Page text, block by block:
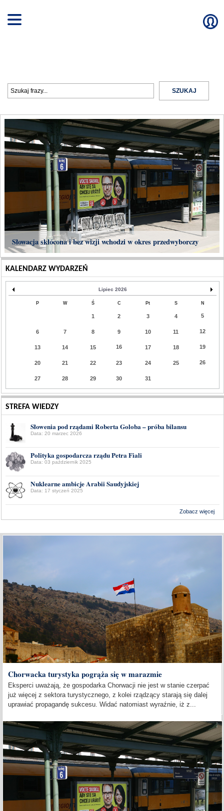
Słowacja skłócona i bez wizji wchodzi w okres przedwyborczy
KALENDARZ WYDARZEŃ
Lipiec 2026
P W Ś C Pt S N
1 2 3 4 5
6 7 8 9 10 11 12
13 14 15 16 17 18 19
20 21 22 23 24 25 26
27 28 29 30 31
STREFA WIEDZY
Słowenia pod rządami Roberta Goloba – próba bilansu
Data: 20 marzec 2026
Polityka gospodarcza rządu Petra Fiali
Data: 03 październik 2025
Nuklearne ambicje Arabii Saudyjskiej
Data: 17 styczeń 2025
Zobacz więcej
Chorwacka turystyka pogrąża się w marazmie
Eksperci uważają, że gospodarka Chorwacji nie jest w stanie czerpać
już więcej z sektora turystycznego, z kolei rządzący starają się dalej
uprawiać propagandę sukcesu. Widać natomiast wyraźnie, iż z...